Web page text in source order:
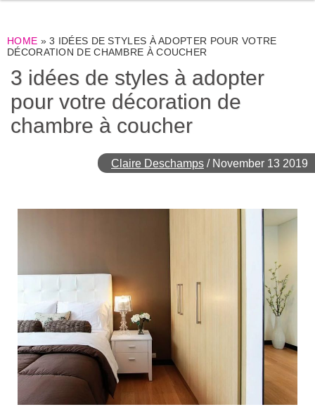
HOME »3 IDÉES DE STYLES À ADOPTER POUR VOTRE
DÉCORATION DE CHAMBRE À COUCHER
3 idées de styles à adopter
pour votre décoration de
chambre à coucher
Claire Deschamps / November 13 2019